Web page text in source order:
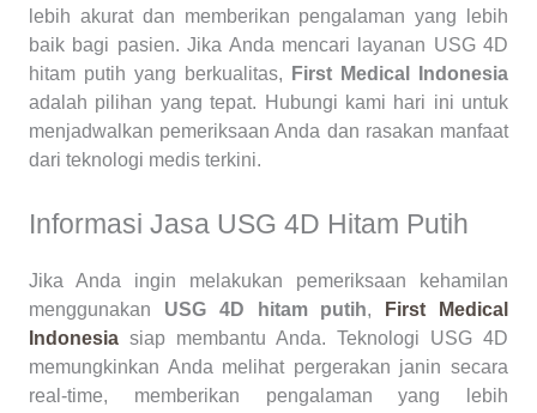
lebih akurat dan memberikan pengalaman yang lebih
baik bagi pasien. Jika Anda mencari layanan USG 4D
hitam putih yang berkualitas,
First Medical Indonesia
adalah pilihan yang tepat. Hubungi kami hari ini untuk
menjadwalkan pemeriksaan Anda dan rasakan manfaat
dari teknologi medis terkini.
Informasi Jasa USG 4D Hitam Putih
Jika Anda ingin melakukan pemeriksaan kehamilan
menggunakan USG 4D hitam putih,
First Medical
Indonesiasiap membantu Anda. Teknologi USG 4D
memungkinkan Anda melihat pergerakan janin secara
real-time, memberikan pengalaman yang lebih